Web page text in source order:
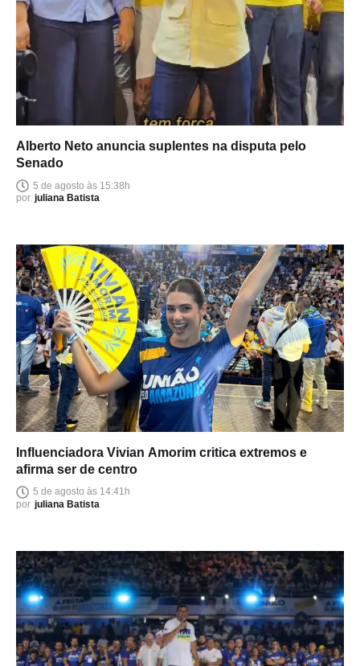
Alberto Neto anuncia suplentes na disputa pelo
Senado
5 de agosto às 15:38h
por juliana Batista
Influenciadora Vivian Amorim critica extremos e
afirma ser de centro
5 de agosto às 14:41h
por juliana Batista